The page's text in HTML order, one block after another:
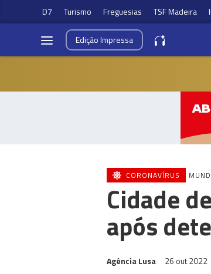
D7 Turismo Freguesias TSF Madeira
EdiçãoImpressa
CORONAVÍRUS
Cidade
após
Agência Lusa 26 out 2022